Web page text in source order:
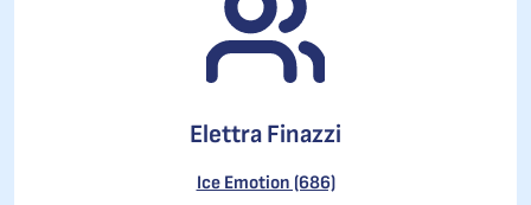
Elettra Finazzi
Ice Emotion (686)